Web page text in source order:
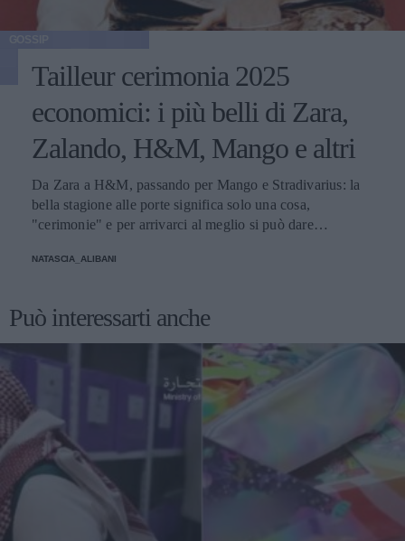
Tailleur cerimonia 2025
economici: i più belli di Zara,
Zalando, H&M, Mango e altri
Da Zara a H&M, passando per Mango e Stradivarius: la
bella stagione alle porte significa solo una cosa,
"cerimonie" e per arrivarci al meglio si può dare
NATASCIA_ALIBANI
Può interessarti anche